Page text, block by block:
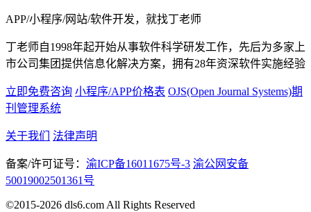
APP/小程序/网站/软件开发，就找丁老师
丁老师自1998年起开始从事软件科学研发工作，先后为多家上
市公司集团提供信息化解决方案，拥有28年资深软件实施经验
立即免费咨询 小程序/APP价格表 OJS(Open Journal Systems)期
刊管理系统
关于我们 法律声明
备案/许可证号： 渝ICP备16011675号-3 渝公网安备
50019002501361号
©2015-2026 dls6.com All Rights Reserved